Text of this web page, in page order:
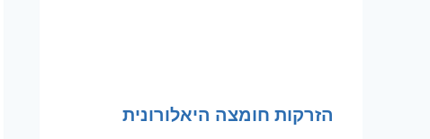
הזרקות חומצה היאלורונית